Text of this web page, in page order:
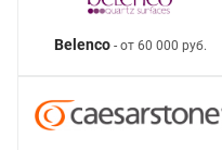
Belenco- от 60 000 руб.